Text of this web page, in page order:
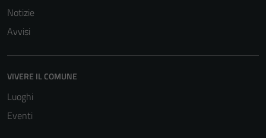
Notizie
Avvisi
VIVERE IL COMUNE
Luoghi
Eventi